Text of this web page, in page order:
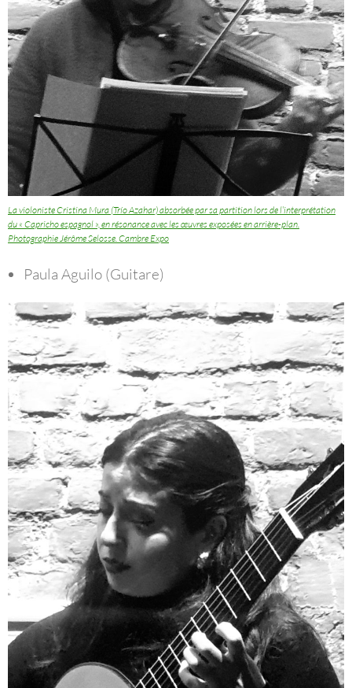
La violoniste Cristina Mura (Trío Azahar) absorbée par sa partition lors de l’interprétation
du « Capricho espagnol », en résonance avec les œuvres exposées en arrière-plan.
Photographie Jérôme Selosse. Cambre Expo
Paula Aguilo (Guitare)